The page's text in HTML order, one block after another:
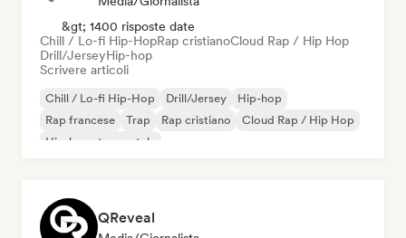
&gt; 1400 risposte date
Chill / Lo-fi Hip-HopRap cristianoCloud Rap / Hip Hop
Drill/JerseyHip-hop
Scrivere articoli
Chill / Lo-fi Hip-Hop Drill/Jersey
Hip-hop
Rap francese
Trap Rap cristiano
Cloud Rap / Hip Hop
Hip-hop strumentale
QReveal